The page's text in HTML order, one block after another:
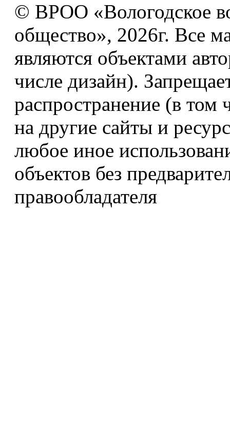
© ВРОО «Вологодское
общество», 2026г. Все
являются объектами
числе дизайн).
распространение (в том
на другие сайты и
любое иное
объектов без
правообладателя